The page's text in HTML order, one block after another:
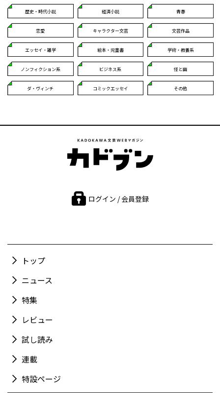
歴史・時代小説 経済小説 青春
恋愛 キャラクター文芸 文芸作品
エッセイ・雑学 絵本・児童書 学術・教養系
ノンフィクション系 ビジネス系 怪と幽
ダ・ヴィンチ コミックエッセイ その他
ログイン / 会員登録
トップ
ニュース
特集
レビュー
試し読み
連載
特設ページ